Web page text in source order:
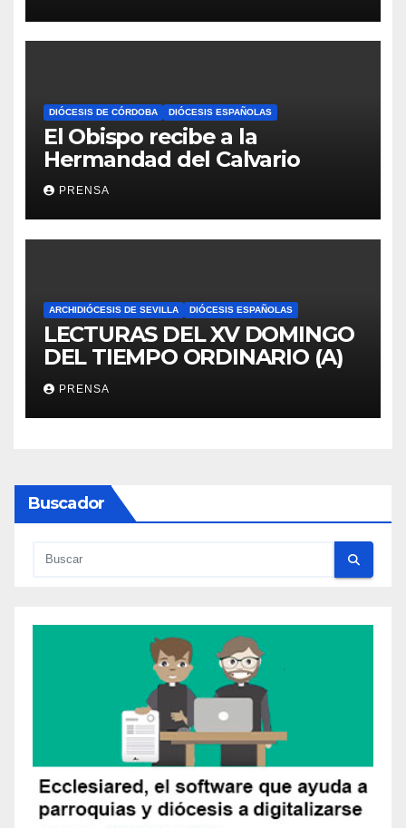
DIÓCESIS DE CÓRDOBA DIÓCESIS ESPAÑOLAS
El Obispo recibe a la
Hermandad del Calvario
PRENSA
ARCHIDIÓCESIS DE SEVILLA DIÓCESIS ESPAÑOLAS
LECTURAS DEL XV DOMINGO
DEL TIEMPO ORDINARIO (A)
PRENSA
Buscador